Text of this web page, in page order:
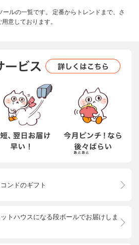
ルの一覧です。 定番からトレンドまで、さ
意しております。
ンドのギフト
トハウスになる段ボールでお届けしま